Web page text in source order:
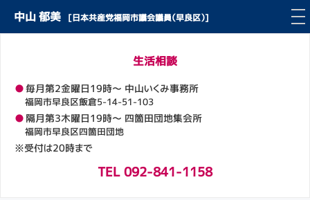
中山 郁美 [日本共産党福岡市議会議員（早良区）]
生活相談
●毎月第2金曜日19時～ 中山いくみ事務所
福岡市早良区飯倉5-14-51-103
● 隔月第3木曜日19時～ 四箇田団地集会所
福岡市早良区四箇田団地
※受付は20時まで
TEL 092-841-1158